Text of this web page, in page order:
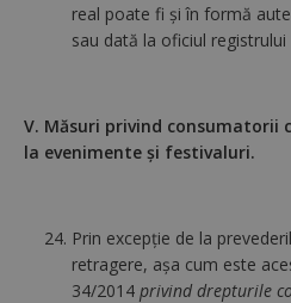
real poate fi şi în formă
sau dată la oficiul
V. Măsuri privind consumatorii
la evenimente și festivaluri.
Prin excepţie de la
retragere, aşa cum este
34/2014 privind drepturile